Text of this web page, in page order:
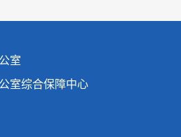
室
室综合保障中心